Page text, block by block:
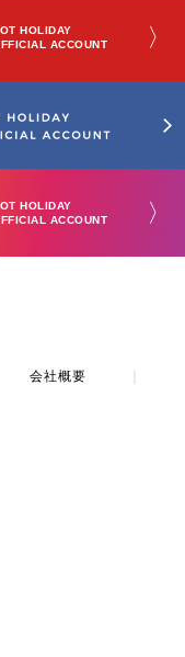
HOLIDAY
ACCOUNT
〉
HOLIDAY
ACCOUNT
〉
会社概要